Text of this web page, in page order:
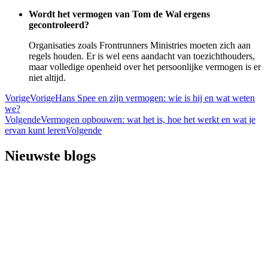
Wordt het vermogen van Tom de Wal ergens
gecontroleerd?
Organisaties zoals Frontrunners Ministries moeten zich aan
regels houden. Er is wel eens aandacht van toezichthouders,
maar volledige openheid over het persoonlijke vermogen is er
niet altijd.
VorigeVorigeHans Spee en zijn vermogen: wie is hij en wat weten
we?
VolgendeVermogen opbouwen: wat het is, hoe het werkt en wat je
ervan kunt lerenVolgende
Nieuwste blogs